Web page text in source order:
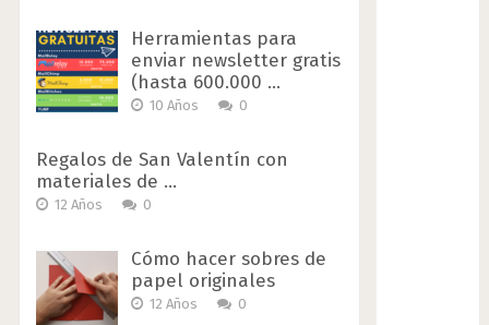
Herramientas para
enviar newsletter gratis
(hasta 600.000 …
10 Años 0
Regalos de San Valentín con
materiales de …
12 Años 0
Cómo hacer sobres de
papel originales
12 Años 0